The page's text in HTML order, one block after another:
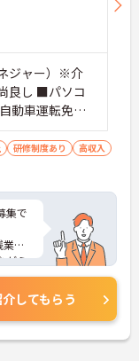
ジャー）※介
良し ■パソコ
動車運転免許
研修制度あり
高収入
集で
も
がら
詳してもらう